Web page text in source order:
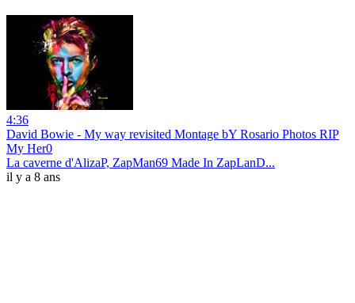
4:36
David Bowie - My way revisited Montage bY Rosario Photos RIP
My Her0
La caverne d'AlizaP, ZapMan69 Made In ZapLanD...
il y a 8 ans